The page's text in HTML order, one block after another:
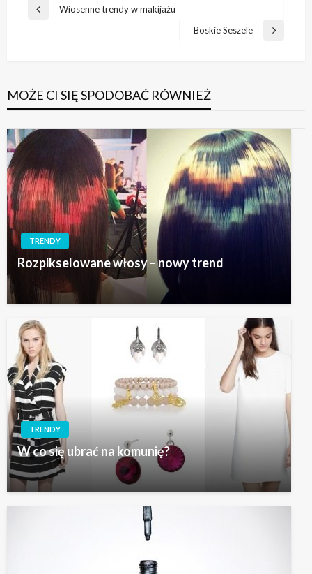
Nawigacja
Poprzedni
Wiosenne trendy w makijażu
Następny
Boskie Seszele
MOŻE CI SIĘ SPODOBAĆ RÓWNIEŻ
TRENDY
Rozpikselowane włosy – nowy trend
TRENDY
W co się ubrać na komunię?